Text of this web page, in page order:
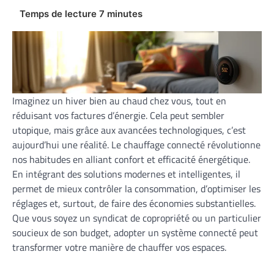
Imaginez un hiver bien au chaud chez vous, tout en
réduisant vos factures d’énergie. Cela peut sembler
utopique, mais grâce aux avancées technologiques, c’est
aujourd’hui une réalité. Le chauffage connecté révolutionne
nos habitudes en alliant confort et efficacité énergétique.
En intégrant des solutions modernes et intelligentes, il
permet de mieux contrôler la consommation, d’optimiser les
réglages et, surtout, de faire des économies substantielles.
Que vous soyez un syndicat de copropriété ou un particulier
soucieux de son budget, adopter un système connecté peut
transformer votre manière de chauffer vos espaces.